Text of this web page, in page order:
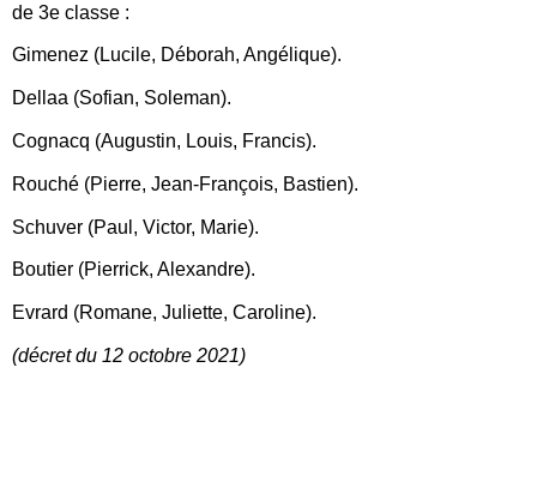
de 3e classe :
Gimenez (Lucile, Déborah, Angélique).
Dellaa (Sofian, Soleman).
Cognacq (Augustin, Louis, Francis).
Rouché (Pierre, Jean-François, Bastien).
Schuver (Paul, Victor, Marie).
Boutier (Pierrick, Alexandre).
Evrard (Romane, Juliette, Caroline).
(décret du 12 octobre 2021)